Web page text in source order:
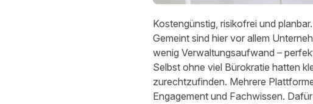
Kostengünstig, risikofrei und
Gemeint sind hier vor allem
wenig Verwaltungsaufwand –
Selbst ohne viel Bürokratie hatten
zurechtzufinden. Mehrere
Engagement und Fachwissen.